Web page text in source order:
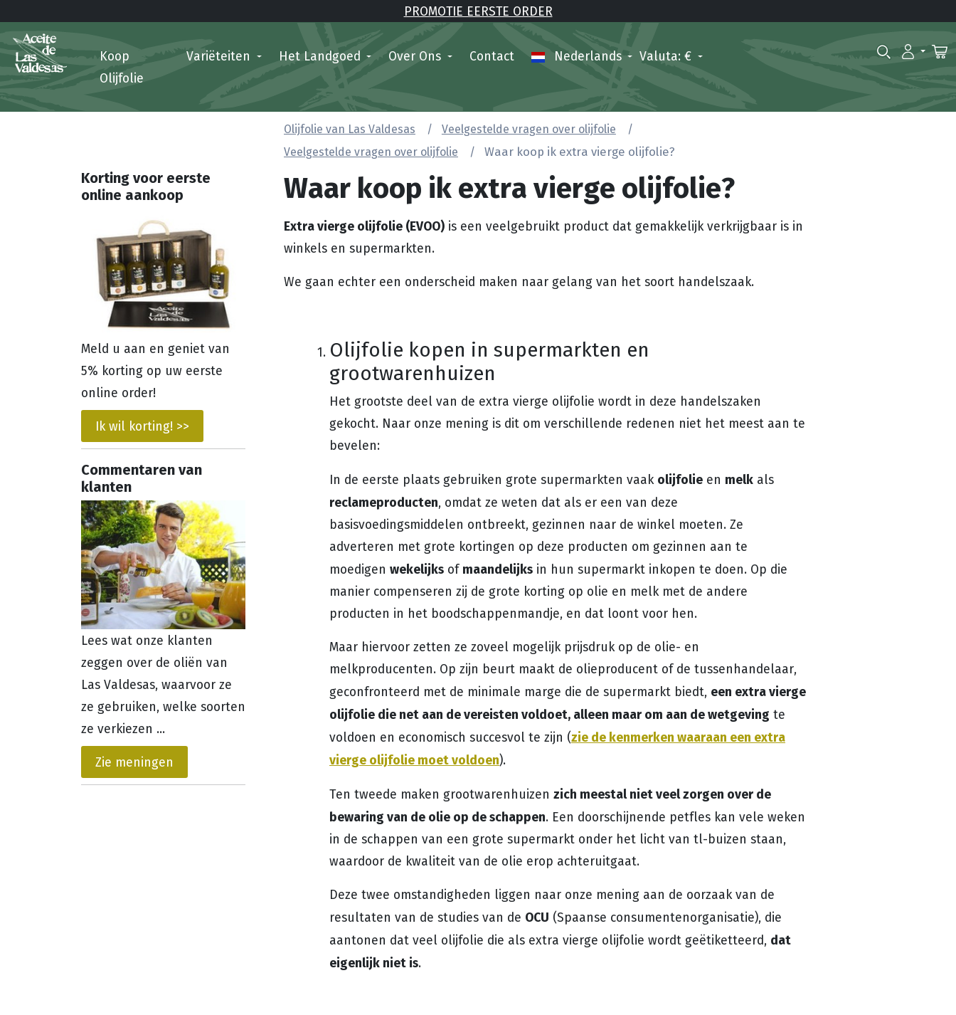
PROMOTIE EERSTE ORDER
Koop
Olijfolie
Variëteiten Het Landgoed Over Ons Contact Nederlands Valuta: €
Olijfolie van Las Valdesas
Veelgestelde vragen over olijfolie
Veelgestelde vragen over olijfolie
Waar koop ik extra vierge olijfolie?
Korting voor eerste
online aankoop
Meld u aan en geniet van
5% korting op uw eerste
online order!
Ik wil korting! >>
Commentaren van
klanten
Lees wat onze klanten
zeggen over de oliën van
Las Valdesas, waarvoor ze
ze gebruiken, welke soorten
ze verkiezen ...
Zie meningen
Waar koop ik extra vierge olijfolie?
Extra vierge olijfolie (EVOO) is een veelgebruikt product dat gemakkelijk verkrijgbaar is in
winkels en supermarkten.
We gaan echter een onderscheid maken naar gelang van het soort handelszaak.
Olijfolie kopen in supermarkten en
grootwarenhuizen
Het grootste deel van de extra vierge olijfolie wordt in deze handelszaken
gekocht. Naar onze mening is dit om verschillende redenen niet het meest aan te
bevelen:
In de eerste plaats gebruiken grote supermarkten vaak olijfolie en melk als
reclameproducten, omdat ze weten dat als er een van deze
basisvoedingsmiddelen ontbreekt, gezinnen naar de winkel moeten. Ze
adverteren met grote kortingen op deze producten om gezinnen aan te
moedigen wekelijks of maandelijks in hun supermarkt inkopen te doen. Op die
manier compenseren zij de grote korting op olie en melk met de andere
producten in het boodschappenmandje, en dat loont voor hen.
Maar hiervoor zetten ze zoveel mogelijk prijsdruk op de olie- en
melkproducenten. Op zijn beurt maakt de olieproducent of de tussenhandelaar,
geconfronteerd met de minimale marge die de supermarkt biedt, een extra vierge
olijfolie die net aan de vereisten voldoet, alleen maar om aan de wetgeving te
voldoen en economisch succesvol te zijn (zie de kenmerken waaraan een extra
vierge olijfolie moet voldoen).
Ten tweede maken grootwarenhuizen zich meestal niet veel zorgen over de
bewaring van de olie op de schappen. Een doorschijnende petfles kan vele weken
in de schappen van een grote supermarkt onder het licht van tl-buizen staan,
waardoor de kwaliteit van de olie erop achteruitgaat.
Deze twee omstandigheden liggen naar onze mening aan de oorzaak van de
resultaten van de studies van de OCU (Spaanse consumentenorganisatie), die
aantonen dat veel olijfolie die als extra vierge olijfolie wordt geëtiketteerd, dat
eigenlijk niet is.